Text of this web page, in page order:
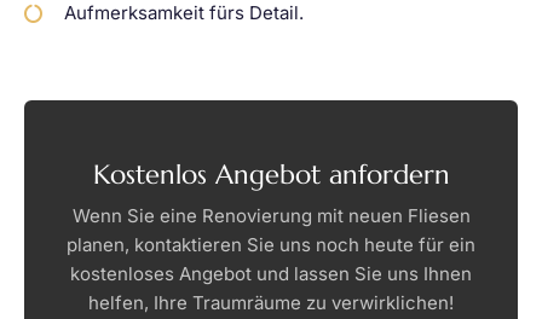
Aufmerksamkeit fürs Detail.​
Kostenlos Angebot anfordern
Wenn Sie eine Renovierung mit neuen Fliesen
planen, kontaktieren Sie uns noch heute für ein
kostenloses Angebot und lassen Sie uns Ihnen
helfen, Ihre Traumräume zu verwirklichen!